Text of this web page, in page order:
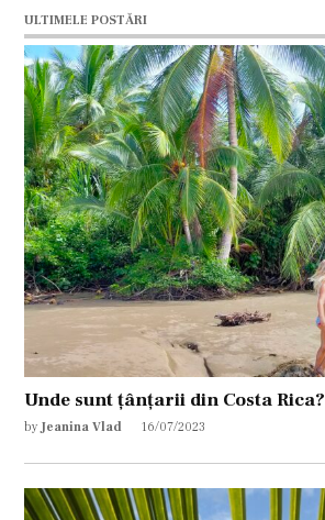
ULTIMELE POSTĂRI
Unde sunt țânțarii din Costa Rica?
by Jeanina Vlad 16/07/2023